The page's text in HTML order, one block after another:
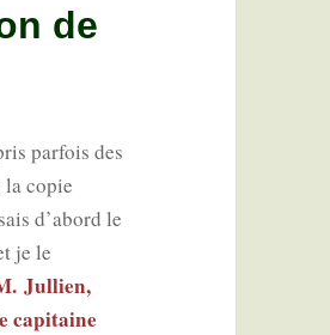
de
par­fois des
la copie
d’abord le
je le
Jul­lien,
capi­taine